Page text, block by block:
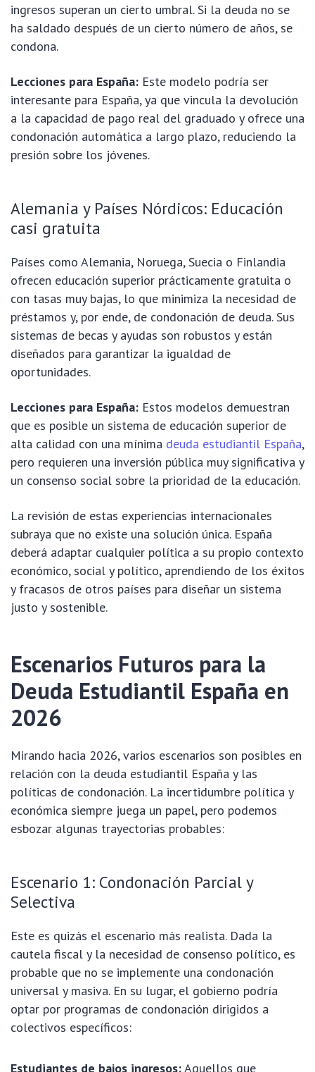
ingresos superan un cierto umbral. Si la deuda no se
ha saldado después de un cierto número de años, se
condona.
Lecciones para España: Este modelo podría ser
interesante para España, ya que vincula la devolución
a la capacidad de pago real del graduado y ofrece una
condonación automática a largo plazo, reduciendo la
presión sobre los jóvenes.
Alemania y Países Nórdicos: Educación
casi gratuita
Países como Alemania, Noruega, Suecia o Finlandia
ofrecen educación superior prácticamente gratuita o
con tasas muy bajas, lo que minimiza la necesidad de
préstamos y, por ende, de condonación de deuda. Sus
sistemas de becas y ayudas son robustos y están
diseñados para garantizar la igualdad de
oportunidades.
Lecciones para España: Estos modelos demuestran
que es posible un sistema de educación superior de
alta calidad con una mínima deuda estudiantil España,
pero requieren una inversión pública muy significativa y
un consenso social sobre la prioridad de la educación.
La revisión de estas experiencias internacionales
subraya que no existe una solución única. España
deberá adaptar cualquier política a su propio contexto
económico, social y político, aprendiendo de los éxitos
y fracasos de otros países para diseñar un sistema
justo y sostenible.
Escenarios Futuros para la
Deuda Estudiantil España en
2026
Mirando hacia 2026, varios escenarios son posibles en
relación con la deuda estudiantil España y las
políticas de condonación. La incertidumbre política y
económica siempre juega un papel, pero podemos
esbozar algunas trayectorias probables:
Escenario 1: Condonación Parcial y
Selectiva
Este es quizás el escenario más realista. Dada la
cautela fiscal y la necesidad de consenso político, es
probable que no se implemente una condonación
universal y masiva. En su lugar, el gobierno podría
optar por programas de condonación dirigidos a
colectivos específicos:
Estudiantes de bajos ingresos:Aquellos que